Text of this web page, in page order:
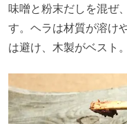
味噌と粉末だしを混ぜ
す。ヘラは材質が溶け
は避け、木製がベスト。